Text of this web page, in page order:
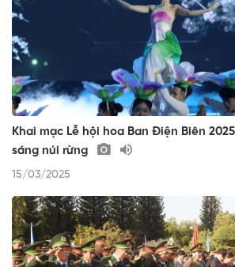
Khai mạc Lễ hội hoa Ban Điện Biên
sáng núi rừng
15/03/2025